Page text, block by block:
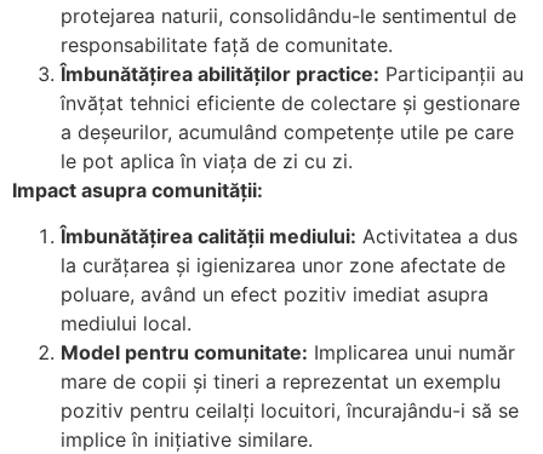
protejarea naturii, consolidându-le sentimentul de
responsabilitate față de comunitate.
Îmbunătățirea abilităților practice: Participanții au
învățat tehnici eficiente de colectare și gestionare
a deșeurilor, acumulând competențe utile pe care
le pot aplica în viața de zi cu zi.
Impact asupra comunității:
Îmbunătățirea calității mediului: Activitatea a dus
la curățarea și igienizarea unor zone afectate de
poluare, având un efect pozitiv imediat asupra
mediului local.
Model pentru comunitate: Implicarea unui număr
mare de copii și tineri a reprezentat un exemplu
pozitiv pentru ceilalți locuitori, încurajându-i să se
implice în inițiative similare.